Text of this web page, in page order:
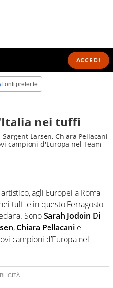
ACCEDI
Fonti preferite
nei tuffi
Larsen, Chiara Pellacani
campioni d'Europa nel Team
agli Europei a Roma
tuffi e in questo Ferragosto
SonoSarah Jodoin Di
, Chiara Pellacani e
campioni d’Europa nel